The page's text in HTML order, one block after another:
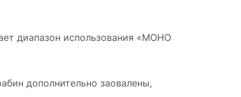
диапазон использования «МОНО
дополнительно заовалены,